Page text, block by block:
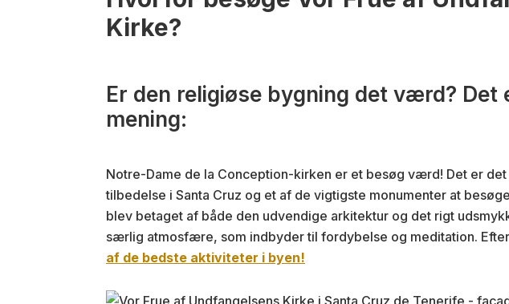
Kirke?
Er den religiøse bygning det værd? Det
mening:
Notre-Dame de la Conception-kirken er et besøg værd! Det er
tilbedelse i Santa Cruz og et af de vigtigste monumenter at
blev betaget af både den udvendige arkitektur og det rigt
særlig atmosfære, som indbyder til fordybelse og meditation.
af de bedste aktiviteter i byen!